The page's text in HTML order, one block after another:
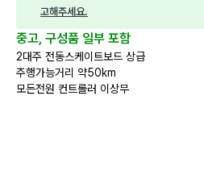
고해주세요.
중고, 구성품 일부 포함
2대주 전동스케이트보드 상급
주행가능거리 약50km
모든전원 컨트롤러 이상무